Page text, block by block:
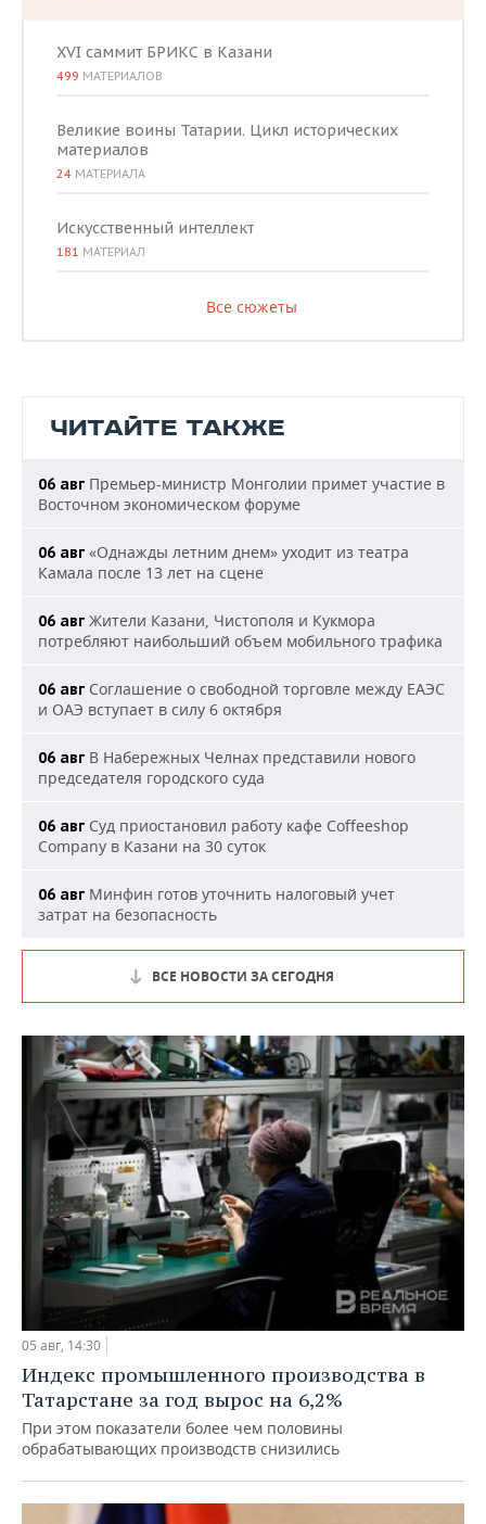
XVI саммит БРИКС в Казани
499 МАТЕРИАЛОВ
Великие воины Татарии. Цикл исторических
материалов
24 МАТЕРИАЛА
Искусственный интеллект
181 МАТЕРИАЛ
Все сюжеты
ЧИТАЙТЕ ТАКЖЕ
06 авг Премьер-министр Монголии примет участие в
Восточном экономическом форуме
06 авг «Однажды летним днем» уходит из театра
Камала после 13 лет на сцене
06 авг Жители Казани, Чистополя и Кукмора
потребляют наибольший объем мобильного трафика
06 авг Соглашение о свободной торговле между ЕАЭС
и ОАЭ вступает в силу 6 октября
06 авг В Набережных Челнах представили нового
председателя городского суда
06 авг Суд приостановил работу кафе Coffeeshop
Company в Казани на 30 суток
06 авг Минфин готов уточнить налоговый учет
затрат на безопасность
ВСЕ НОВОСТИ ЗА СЕГОДНЯ
05 авг, 14:30
Индекс промышленного производства в
Татарстане за год вырос на 6,2%
При этом показатели более чем половины
обрабатывающих производств снизились